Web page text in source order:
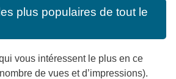
plus populaires de tout le
vous intéressent le plus en ce
de vues et d’impressions).